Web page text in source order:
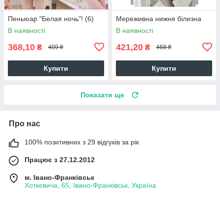
Пеньюар "Белая ночь"! (6)
В наявності
368,10 ₴ 409 ₴
Купити
Мереживна нижня білизна
В наявності
421,20 ₴ 468 ₴
Купити
Показати ще
Про нас
100% позитивних з 29 відгуків за рік
Працює з 27.12.2012
м. Івано-Франківськ
Хоткевича, 65, Івано-Франківськ, Україна